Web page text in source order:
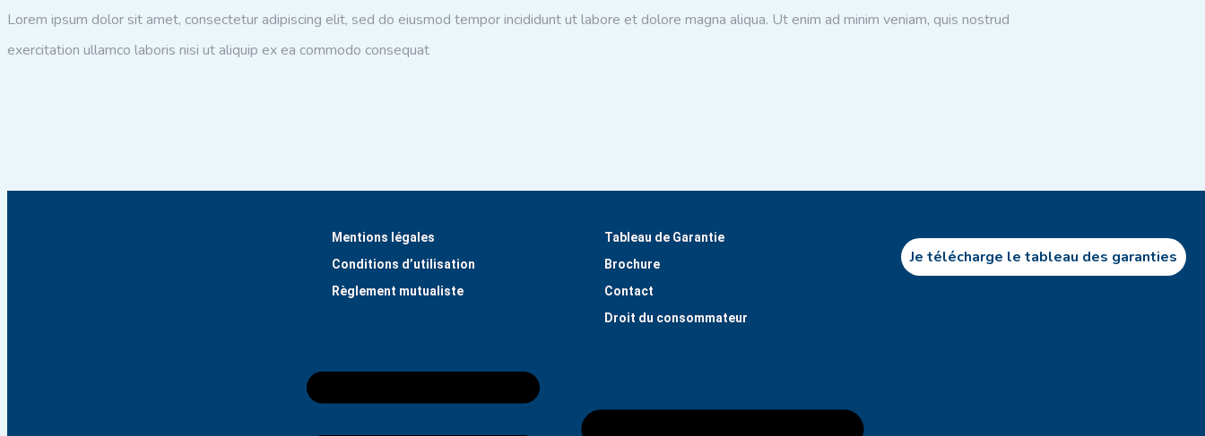
Lorem ipsum dolor sit amet, consectetur adipiscing elit, sed do eiusmod tempor incididunt ut labore et dolore magna aliqua. Ut enim ad minim veniam, quis nostrud
exercitation ullamco laboris nisi ut aliquip ex ea commodo consequat
Mentions légales
Conditions d’utilisation
Règlement mutualiste
Tableau de Garantie
Brochure
Contact
Droit du consommateur
Je télécharge le tableau des garanties